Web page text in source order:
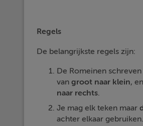
Regels
De belangrijkste regels zijn:
De Romeinen
vangroot naar klein,
naar rechts.
Je mag elk teken maar
achter elkaar gebruiken.